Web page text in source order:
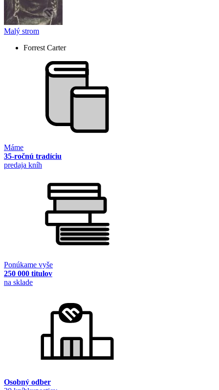
Malý strom
Forrest Carter
Máme
35-ročnú tradíciu
predaja kníh
Ponúkame vyše
250 000 titulov
na sklade
Osobný odber